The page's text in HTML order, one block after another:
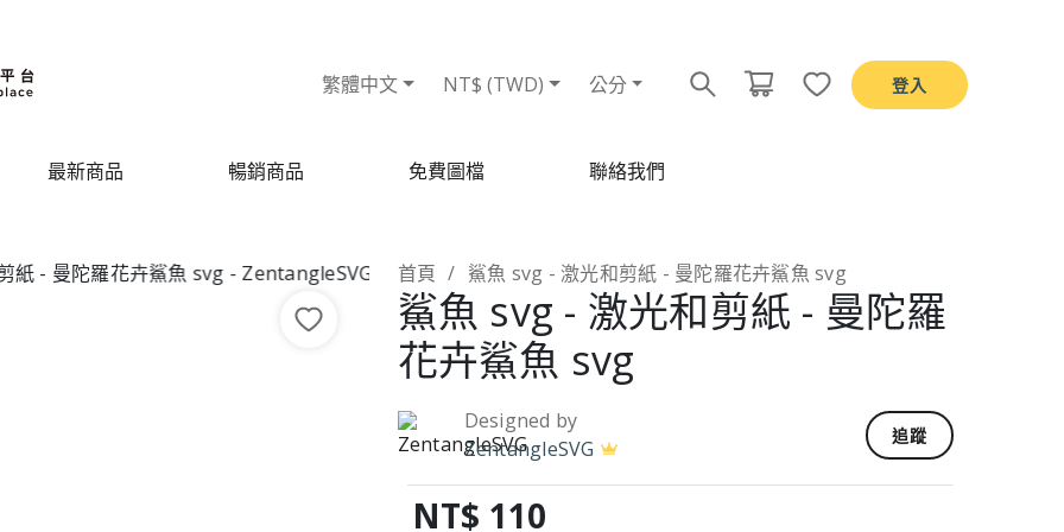
繁體中文 NT$ (TWD) 公分 登入
最新商品 暢銷商品 免費圖檔 聯絡我們
首頁 鯊魚 svg - 激光和剪紙 - 曼陀羅花卉鯊魚 svg
鯊魚 svg - 激光和剪紙 - 曼陀羅
花卉鯊魚 svg
Designed by
ZentangleSVG
追蹤
NT$ 110